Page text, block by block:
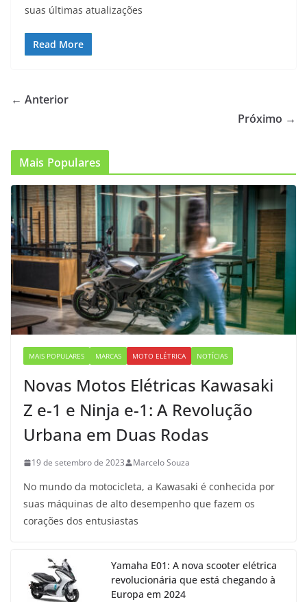
suas últimas atualizações
Read More
← Anterior
Próximo →
Mais Populares
MAIS POPULARES MARCAS MOTO ELÉTRICA NOTÍCIAS
Novas Motos Elétricas Kawasaki
Z e-1 e Ninja e-1: A Revolução
Urbana em Duas Rodas
19 de setembro de 2023 Marcelo Souza
No mundo da motocicleta, a Kawasaki é conhecida por
suas máquinas de alto desempenho que fazem os
corações dos entusiastas
Yamaha E01: A nova scooter elétrica
revolucionária que está chegando à
Europa em 2024